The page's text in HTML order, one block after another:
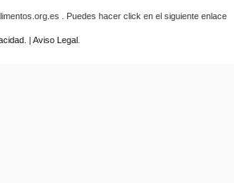
. Puedes hacer click en el siguiente enlace
. | Aviso Legal